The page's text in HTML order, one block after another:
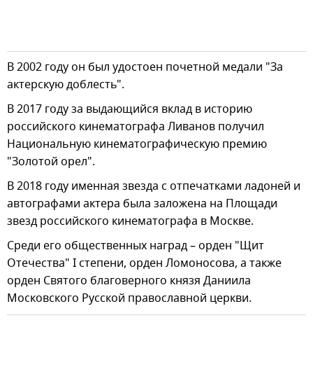
В 2002 году он был удостоен почетной медали "За
актерскую доблесть".
В 2017 году за выдающийся вклад в историю
российского кинематографа Ливанов получил
Национальную кинематографическую премию
"Золотой орел".
В 2018 году именная звезда с отпечатками ладоней и
автографами актера была заложена на Площади
звезд российского кинематографа в Москве.
Среди его общественных наград – орден "Щит
Отечества" I степени, орден Ломоносова, а также
орден Святого благоверного князя Даниила
Московского Русской православной церкви.